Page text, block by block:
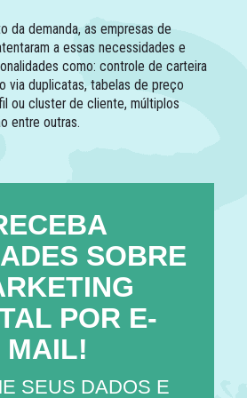
da demanda, as empresas de
a essas necessidades e
como: controle de carteira
via duplicatas, tabelas de preço
ou cluster de cliente, múltiplos
entre outras.
SOBRE
POR E-
MAIL!
SEUS DADOS E